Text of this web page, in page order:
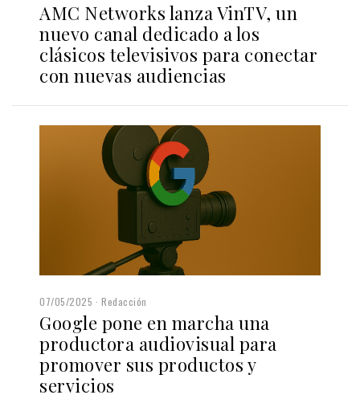
AMC Networks lanza VinTV, un
nuevo canal dedicado a los
clásicos televisivos para conectar
con nuevas audiencias
07/05/2025 Redacción
Google pone en marcha una
productora audiovisual para
promover sus productos y
servicios